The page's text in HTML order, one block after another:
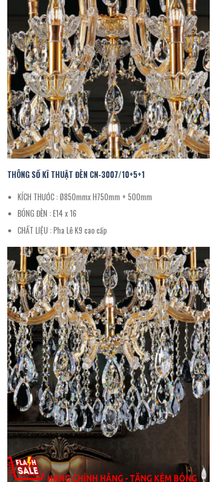
THÔNG SỐ KĨ THUẬT ĐÈN CN-3007/10+5+1
KÍCH THƯỚC : Ø850mmx H750mm + 500mm
BÓNG ĐÈN : E14 x 16
CHẤT LIỆU : Pha Lê K9 cao cấp